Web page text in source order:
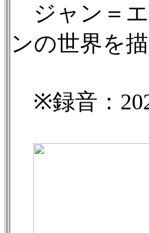
ジャン＝エ
ンの世界を
※録音：